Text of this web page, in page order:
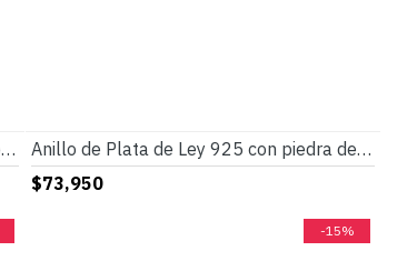
Anillo de ágata Natural Ovalada para hombre, Plata de Ley 925 auténtica, hecho a mano, turco, Retro, Punk, joyería, regalo de boda
Anillo de Plata de Ley 925 con piedra de ágata Natural para hombre, joyería fina con diseño exquisito, de CZ negro, para boda
$73,950
-15%